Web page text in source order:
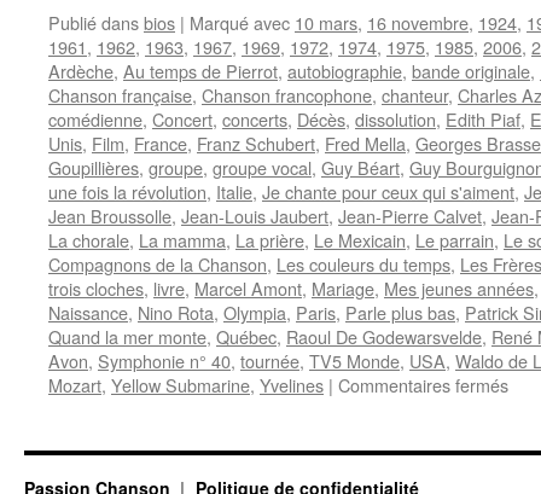
Publié dansbios | Marqué avec 10 mars, 16 novembre, 1924,
1961, 1962, 1963, 1967, 1969, 1972, 1974, 1975, 1985, 2006,
Ardèche, Au temps de Pierrot, autobiographie, bande originale,
Chanson française, Chanson francophone, chanteur, Charles
comédienne, Concert, concerts, Décès, dissolution, Edith Piaf,
Unis, Film, France, Franz Schubert, Fred Mella, Georges
Goupillières, groupe, groupe vocal, Guy Béart, Guy
une fois la révolution, Italie, Je chante pour ceux qui s'aiment,
Jean Broussolle, Jean-Louis Jaubert, Jean-Pierre Calvet, Jean-
La chorale, La mamma, La prière, Le Mexicain, Le parrain, Le
Compagnons de la Chanson, Les couleurs du temps, Les
trois cloches, livre, Marcel Amont, Mariage, Mes jeunes années
Naissance, Nino Rota, Olympia, Paris, Parle plus bas, Patrick
Quand la mer monte, Québec, Raoul De Godewarsvelde, René
Avon, Symphonie n° 40, tournée, TV5 Monde, USA, Waldo de
Mozart, Yellow Submarine, Yvelines | Commentaires ferméssur
Passion Chanson Politique de confidentialité